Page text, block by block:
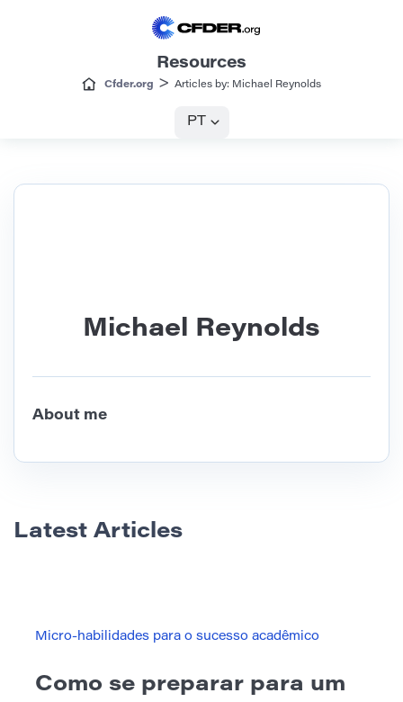
Resources
Cfder.org > Articles by: Michael Reynolds
PT
Michael Reynolds
About me
Latest Articles
Micro-habilidades para o sucesso acadêmico
Como se preparar para um